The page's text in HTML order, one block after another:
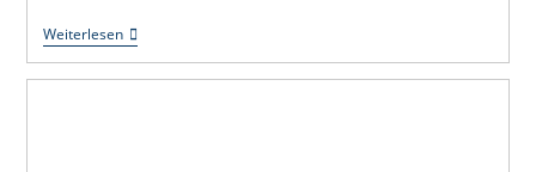
WeiterlesenUli
Hört